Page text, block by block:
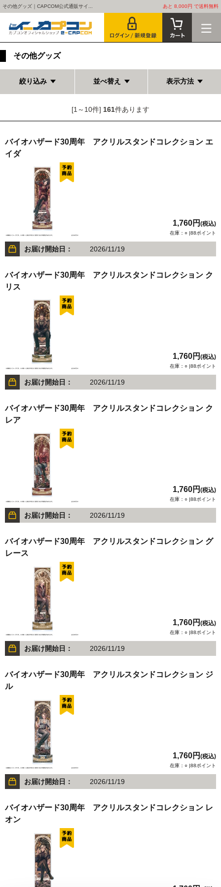
その他グッズ｜CAPCOM公式通販サイ... あと 8,000円 で送料無料
その他グッズ
絞り込み 並べ替え 表示方法
[1～10件] 161件あります
バイオハザード30周年 アクリルスタンドコレクション エ
イダ
1,760円 (税込)
在庫：○ |88ポイント
お届け開始日： 2026/11/19
バイオハザード30周年 アクリルスタンドコレクション ク
リス
1,760円 (税込)
在庫：○ |88ポイント
お届け開始日： 2026/11/19
バイオハザード30周年 アクリルスタンドコレクション ク
レア
1,760円 (税込)
在庫：○ |88ポイント
お届け開始日： 2026/11/19
バイオハザード30周年 アクリルスタンドコレクション グ
レース
1,760円 (税込)
在庫：○ |88ポイント
お届け開始日： 2026/11/19
バイオハザード30周年 アクリルスタンドコレクション ジ
ル
1,760円 (税込)
在庫：○ |88ポイント
お届け開始日： 2026/11/19
バイオハザード30周年 アクリルスタンドコレクション レ
オン